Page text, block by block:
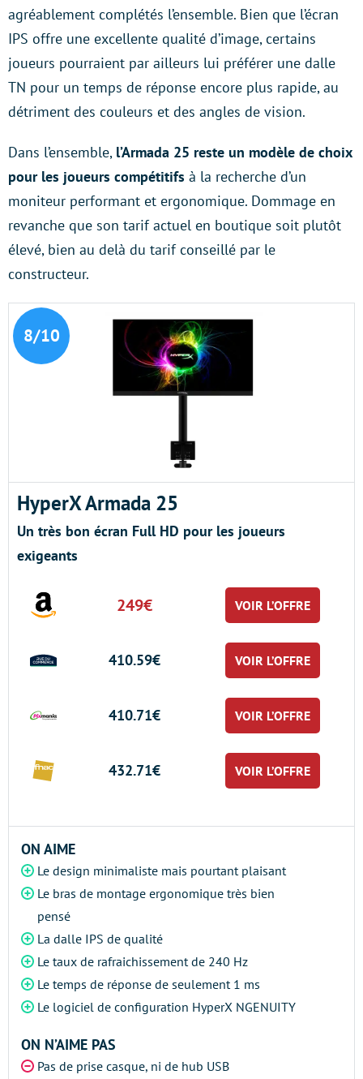
agréablement complétés l’ensemble. Bien que l’écran
IPS offre une excellente qualité d’image, certains
joueurs pourraient par ailleurs lui préférer une dalle
TN pour un temps de réponse encore plus rapide, au
détriment des couleurs et des angles de vision.
Dans l’ensemble, l’Armada 25 reste un modèle de choix
pour les joueurs compétitifs à la recherche d’un
moniteur performant et ergonomique. Dommage en
revanche que son tarif actuel en boutique soit plutôt
élevé, bien au delà du tarif conseillé par le
constructeur.
8/10
HyperX Armada 25
Un très bon écran Full HD pour les joueurs
exigeants
249€ VOIR L’OFFRE
410.59€ VOIR L’OFFRE
410.71€ VOIR L’OFFRE
432.71€ VOIR L’OFFRE
ON AIME
Le design minimaliste mais pourtant plaisant
Le bras de montage ergonomique très bien
pensé
La dalle IPS de qualité
Le taux de rafraichissement de 240 Hz
Le temps de réponse de seulement 1 ms
Le logiciel de configuration HyperX NGENUITY
ON N’AIME PAS
Pas de prise casque, ni de hub USB